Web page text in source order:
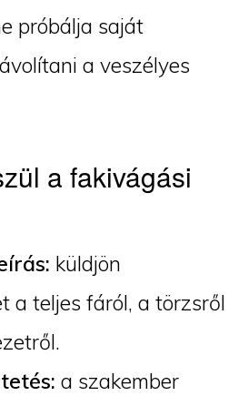
próbálja saját
a veszélyes
a fakivágási
küldjön
a teljes fáról, a törzsről
a szakember